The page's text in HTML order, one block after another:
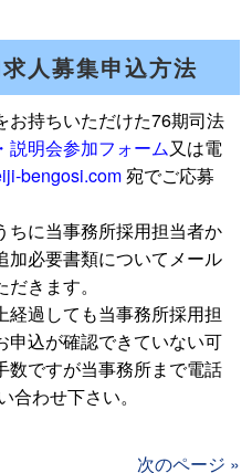
人募集申込方法
お持ちいただけた76期司法
説明会参加フォーム又は電
bengosi.com宛でご応募
ちに当事務所採用担当者か
加必要書類についてメール
きます。
経過しても当事務所採用担
申込が確認できていない可
数ですが当事務所まで電話
合わせ下さい。
次のページ »